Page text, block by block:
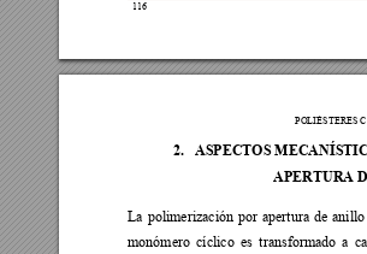
  116
POLIÉSTERES
2. ASPECTOS MECANÍS
APERTURA
La polimerización por apertura de a
monómero cíclico es transformado a ca